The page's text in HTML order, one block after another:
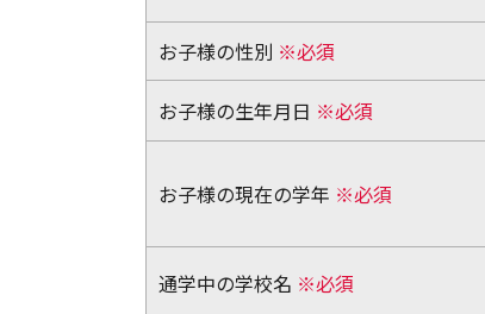
お子様の性別 ※必須
お子様の生年月日 ※必須
お子様の現在の学年 ※必須
通学中の学校名 ※必須